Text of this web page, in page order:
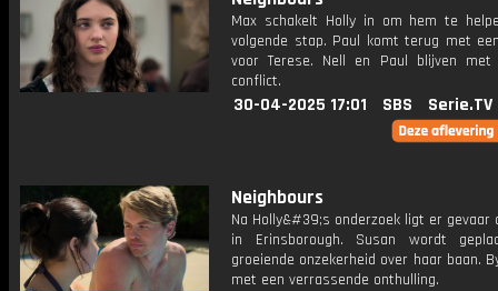
Max schakelt Holly in om hem te
volgende stap. Paul komt terug met
voor Terese. Nell en Paul blijven
conflict.
30-04-2025 17:01 SBS Serie.TV
Neighbours
Na Holly&#39;s onderzoek ligt er gevaar
in Erinsborough. Susan wordt
groeiende onzekerheid over haar baan.
met een verrassende onthulling.